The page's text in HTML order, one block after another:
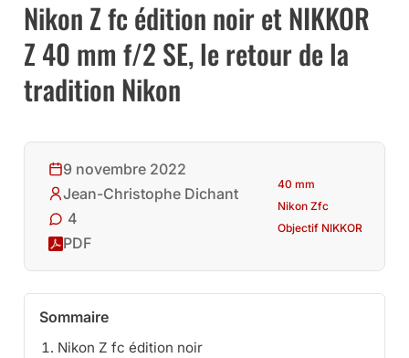
Nikon Z fc édition noir et NIKKOR
Z 40 mm f/2 SE, le retour de la
tradition Nikon
9 novembre 2022
Jean-Christophe Dichant
4
PDF
40 mm
Nikon Zfc
Objectif NIKKOR
Sommaire
Nikon Z fc édition noir